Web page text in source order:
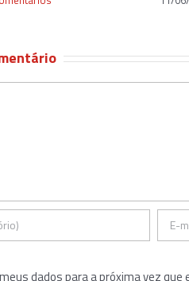
dados para a próxima vez que